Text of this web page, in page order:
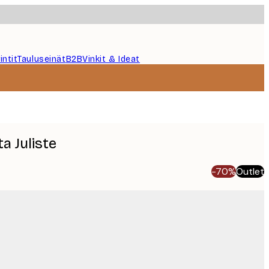
TauluseinätB2BVinkit & Ideat
Juliste
-70%Outlet